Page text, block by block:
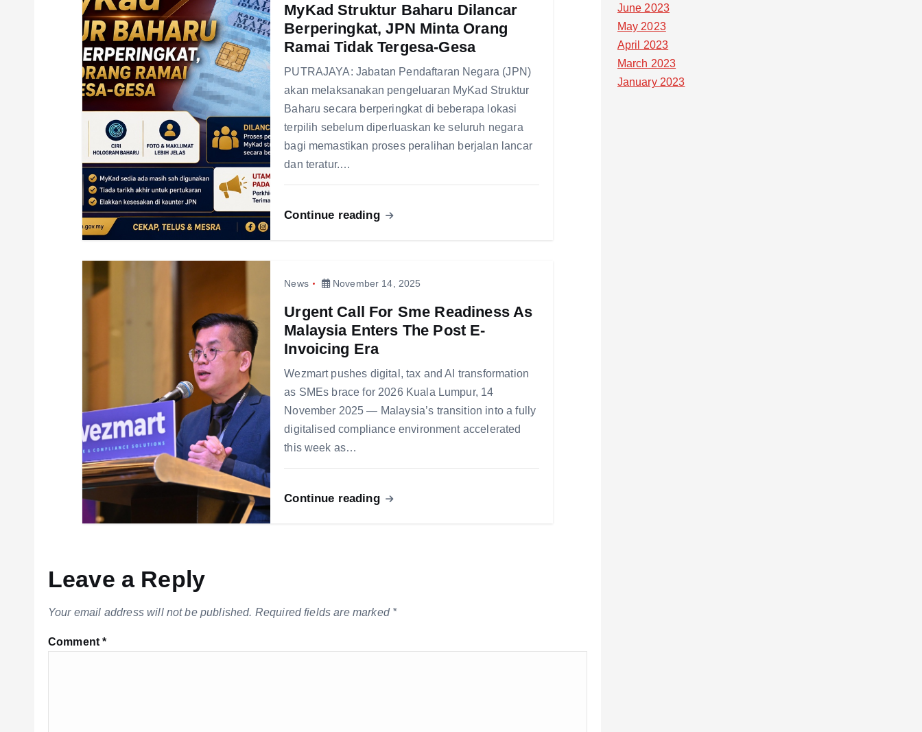
MyKad Struktur Baharu Dilancar
Berperingkat, JPN Minta Orang
Ramai Tidak Tergesa-Gesa
PUTRAJAYA: Jabatan Pendaftaran Negara (JPN)
akan melaksanakan pengeluaran MyKad Struktur
Baharu secara berperingkat di beberapa lokasi
terpilih sebelum diperluaskan ke seluruh negara
bagi memastikan proses peralihan berjalan lancar
dan teratur.…
Continue reading
News November 14, 2025
Urgent Call For Sme Readiness As
Malaysia Enters The Post E-
Invoicing Era
Wezmart pushes digital, tax and AI transformation
as SMEs brace for 2026 Kuala Lumpur, 14
November 2025 — Malaysia’s transition into a fully
digitalised compliance environment accelerated
this week as…
Continue reading
Leave a Reply
Your email address will not be published. Required fields are marked *
Comment*
June 2023
May 2023
April 2023
March 2023
January 2023